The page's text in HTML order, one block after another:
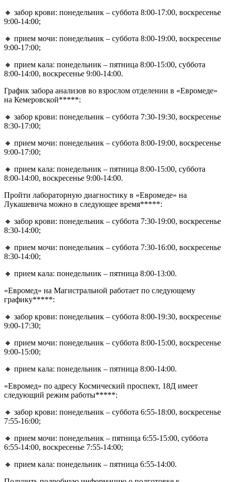
🔸 забор крови: понедельник – суббота 8:00-17:00, воскресенье
9:00-14:00;
🔸 прием мочи: понедельник – суббота 8:00-19:00, воскресенье
9:00-17:00;
🔸 прием кала: понедельник – пятница 8:00-15:00, суббота
8:00-14:00, воскресенье 9:00-14:00.
График забора анализов во взрослом отделении в «Евромеде»
на Кемеровской*****:
🔸 забор крови: понедельник – суббота 7:30-19:30, воскресенье
8:30-17:00;
🔸 прием мочи: понедельник – суббота 8:00-19:00, воскресенье
9:00-17:00;
🔸 прием кала: понедельник – пятница 8:00-15:00, суббота
8:00-14:00, воскресенье 9:00-14:00.
Пройти лабораторную диагностику в «Евромеде» на
Лукашевича можно в следующее время*****:
🔸 забор крови: понедельник – суббота 7:30-19:00, воскресенье
8:30-14:00;
🔸 прием мочи: понедельник – суббота 7:30-16:00, воскресенье
8:30-14:00;
🔸 прием кала: понедельник – пятница 8:00-13:00.
«Евромед» на Магистральной работает по следующему
графику*****:
🔸 забор крови: понедельник – суббота 8:00-19:30, воскресенье
9:00-17:30;
🔸 прием мочи: понедельник – суббота 8:00-15:00, воскресенье
9:00-15:00;
🔸 прием кала: понедельник – пятница 8:00-14:00.
«Евромед» по адресу Космический проспект, 18Д имеет
следующий режим работы*****:
🔸 забор крови: понедельник – суббота 6:55-18:00, воскресенье
7:55-16:00;
🔸 прием мочи: понедельник – пятница 6:55-15:00, суббота
6:55-14:00, воскресенье 7:55-14:00;
🔸 прием кала: понедельник – пятница 6:55-14:00.